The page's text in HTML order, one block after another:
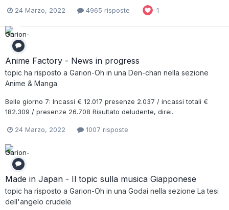
24 Marzo, 2022 4965 risposte 1
Anime Factory - News in progress
topic ha risposto a Garion-Oh in una Den-chan nella sezione
Anime & Manga
Belle giorno 7: Incassi € 12.017 presenze 2.037 / incassi totali €
182.309 / presenze 26.708 Risultato deludente, direi.
24 Marzo, 2022 1007 risposte
Made in Japan - Il topic sulla musica Giapponese
topic ha risposto a Garion-Oh in una Godai nella sezione La tesi
dell'angelo crudele